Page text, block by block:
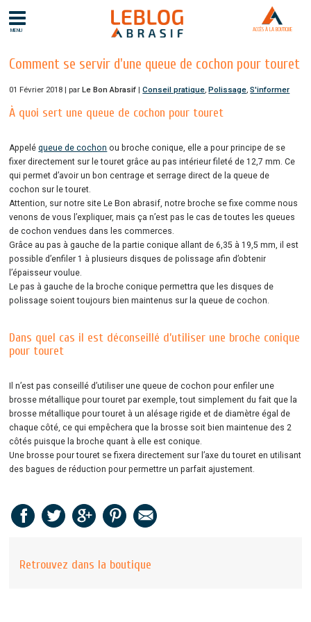
MENU ACCÈS À LA BOUTIQUE
Comment se servir d'une queue de cochon pour touret
01 Février 2018 | parLe Bon Abrasif |Conseil pratique,Polissage,S'informer
À quoi sert une queue de cochon pour touret
Appeléqueue de cochon ou broche conique, elle a pour principe de se
fixer directement sur le touret grâce au pas intérieur fileté de 12,7 mm. Ce
qui permet d’avoir un bon centrage et serrage direct de la queue de
cochon sur le touret.
Attention, sur notre site Le Bon abrasif, notre broche se fixe comme nous
venons de vous l’expliquer, mais ça n’est pas le cas de toutes les queues
de cochon vendues dans les commerces.
Grâce au pas à gauche de la partie conique allant de 6,35 à 19,5 mm, il est
possible d’enfiler 1 à plusieurs disques de polissage afin d’obtenir
l’épaisseur voulue.
Le pas à gauche de la broche conique permettra que les disques de
polissage soient toujours bien maintenus sur la queue de cochon.
Dans quel cas il est déconseillé d’utiliser une broche conique
pour touret
Il n’est pas conseillé d’utiliser une queue de cochon pour enfiler une
brosse métallique pour touret par exemple, tout simplement du fait que la
brosse métallique pour touret à un alésage rigide et de diamètre égal de
chaque côté, ce qui empêchera que la brosse soit bien maintenue des 2
côtés puisque la broche quant à elle est conique.
Une brosse pour touret se fixera directement sur l’axe du touret en utilisant
des bagues de réduction pour permettre un parfait ajustement.
Retrouvez dans la boutique